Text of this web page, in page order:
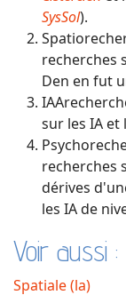
SysSol).
recherches
Den en fut
sur les IA et
recherches
dérives
les IA de
Voir aussi :
Spatiale (la)